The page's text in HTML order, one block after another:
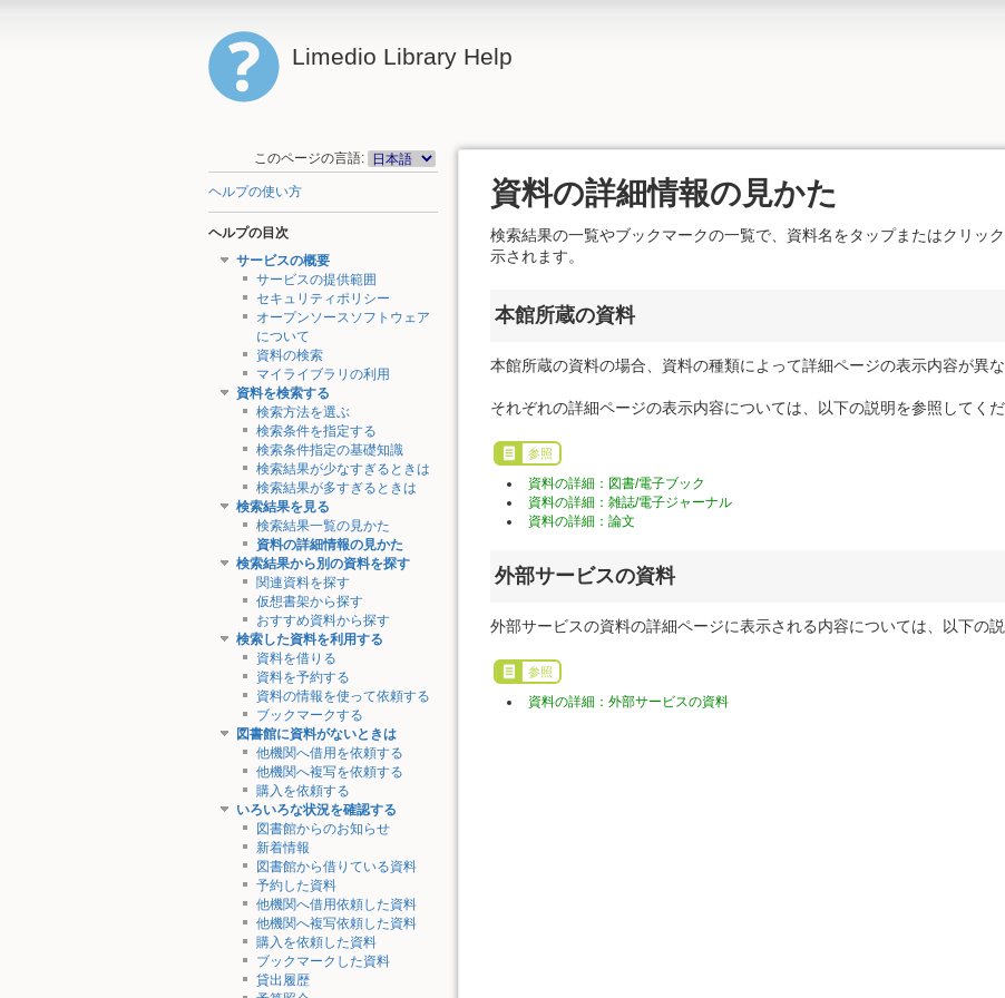
Limedio Library Help
このページの言語:
ヘルプの使い方
ヘルプの目次
サービスの概要
サービスの提供範囲
セキュリティポリシー
オープンソースソフトウェア
について
資料の検索
マイライブラリの利用
資料を検索する
検索方法を選ぶ
検索条件を指定する
検索条件指定の基礎知識
検索結果が少なすぎるときは
検索結果が多すぎるときは
検索結果を見る
検索結果一覧の見かた
資料の詳細情報の見かた
検索結果から別の資料を探す
関連資料を探す
仮想書架から探す
おすすめ資料から探す
検索した資料を利用する
資料を借りる
資料を予約する
資料の情報を使って依頼する
ブックマークする
図書館に資料がないときは
他機関へ借用を依頼する
他機関へ複写を依頼する
購入を依頼する
いろいろな状況を確認する
図書館からのお知らせ
新着情報
図書館から借りている資料
予約した資料
他機関へ借用依頼した資料
他機関へ複写依頼した資料
購入を依頼した資料
ブックマークした資料
貸出履歴
資料の詳細情報の見かた
検索結果の一覧やブックマークの一覧で、資料名をタップまたはクリッ
示されます。
本館所蔵の資料
本館所蔵の資料の場合、資料の種類によって詳細ページの表示内容が異な
それぞれの詳細ページの表示内容については、以下の説明を参照してくだ
参照
資料の詳細：図書/電子ブック
資料の詳細：雑誌/電子ジャーナル
資料の詳細：論文
外部サービスの資料
外部サービスの資料の詳細ページに表示される内容については、以下の説
参照
資料の詳細：外部サービスの資料